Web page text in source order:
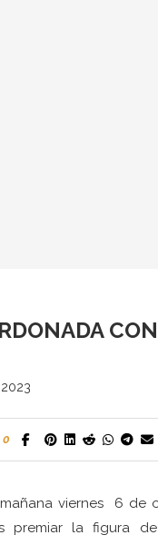
0
viernes 6 de
premiar la figura